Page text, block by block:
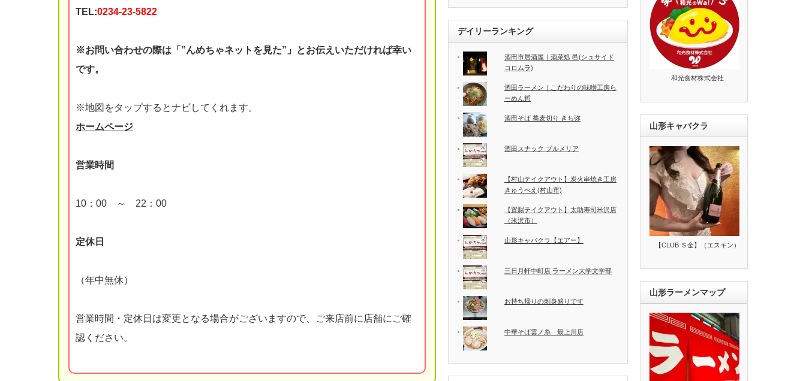
TEL:0234-23-5822
※お問い合わせの際は「”んめちゃネットを見た”」とお伝えいただければ幸い
です。
※地図をタップするとナビしてくれます。
ホームページ
営業時間
10：00 ～ 22：00
定休日
（年中無休）
営業時間・定休日は変更となる場合がございますので、ご来店前に店舗にご確
認ください。
デイリーランキング
酒田市居酒屋｜酒菜処 邑(シュサイド
コロムラ)
酒田ラーメン｜こだわりの味噌工房ら
ーめん哲
酒田そば 蕎麦切り きち弥
酒田スナック プルメリア
【村山テイクアウト】炭火串焼き工房
きゅうべえ(村山市)
【置賜テイクアウト】太助寿司米沢店
（米沢市）
山形キャバクラ【エアー】
三日月軒中町店 ラーメン大学文学部
お持ち帰りの刺身盛りです
中華そば雲ノ糸 最上川店
和光食材株式会社
山形キャバクラ
【CLUB Ｓ金】（エスキン）
山形ラーメンマップ